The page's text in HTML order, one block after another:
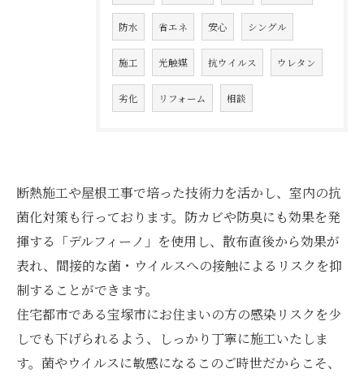
防水 省エネ 安心 シングル
施工 光触媒 抗ウイルス ウレタン
劣化 リフォーム 相談
断熱施工や屋根工事で培った技術力を活かし、室内の抗
菌化対策も行っております。防カビや防臭にも効果を発
揮する「デルフィーノ」を使用し、散布直後から効果が
表れ、間接的な菌・ウイルスへの接触によるリスクを抑
制することができます。
住宅都市である宝塚市にお住まいの方の感染リスクを少
しでも下げられるよう、しっかり丁寧に施工いたしま
す。菌やウイルスに敏感になるこのご時世だからこそ、